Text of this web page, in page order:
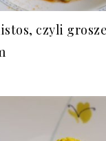
czyli